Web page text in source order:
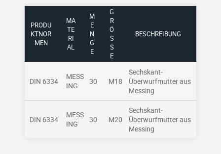
PRODU
KTNOR
MEN
MA
TE
RI
AL
M
E
N
G
E
G
R
Ö
SS
E
BESCHREIBUNG
DIN 6334
MESS
ING
30 M18
Sechskant-
Überwurfmutter aus
Messing
DIN 6334
MESS
ING
30 M20
Sechskant-
Überwurfmutter aus
Messing